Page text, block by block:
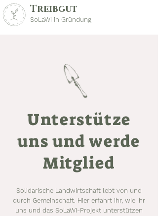
Treibgut
SoLaWi in Gründung
Unterstütze
uns und werde
Mitglied
Solidarische Landwirtschaft lebt von und
durch Gemeinschaft. Hier erfahrt ihr, wie ihr
uns und das SoLaWi-Projekt unterstützen